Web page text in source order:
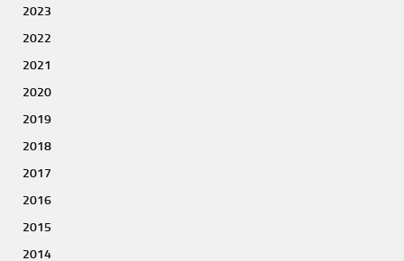
2023
2022
2021
2020
2019
2018
2017
2016
2015
2014